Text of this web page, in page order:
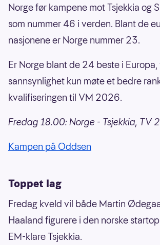
Norge før kampene mot Tsjekkia og
som nummer 46 i verden. Blant de
nasjonene er Norge nummer 23.
Er Norge blant de 24 beste i
sannsynlighet kun møte et bedre
kvalifiseringen til VM 2026.
Fredag 18.00: Norge - Tsjekkia, TV
Kampen på Oddsen
Toppet lag
Fredag kveld vil både Martin
Haaland figurere i den norske
EM-klare Tsjekkia.